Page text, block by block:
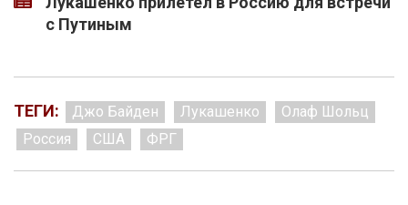
с Путиным
ТЕГИ: Джо Байден Лукашенко
Олаф Шольц
Россия
США ФРГ